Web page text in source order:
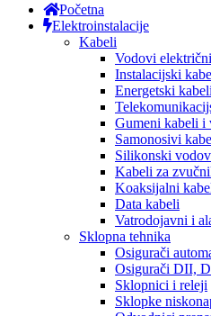
Početna
Elektroinstalacije
Kabeli
Vodovi električni
Instalacijski
Energetski kabeli
Gumeni kabeli i
Samonosivi
Silikonski
Kabeli za
Koaksijalni
Data kabeli
Vatrodojavni i
Sklopna tehnika
Osigurači
Osigurači DII,
Sklopnici i releji
Sklopke